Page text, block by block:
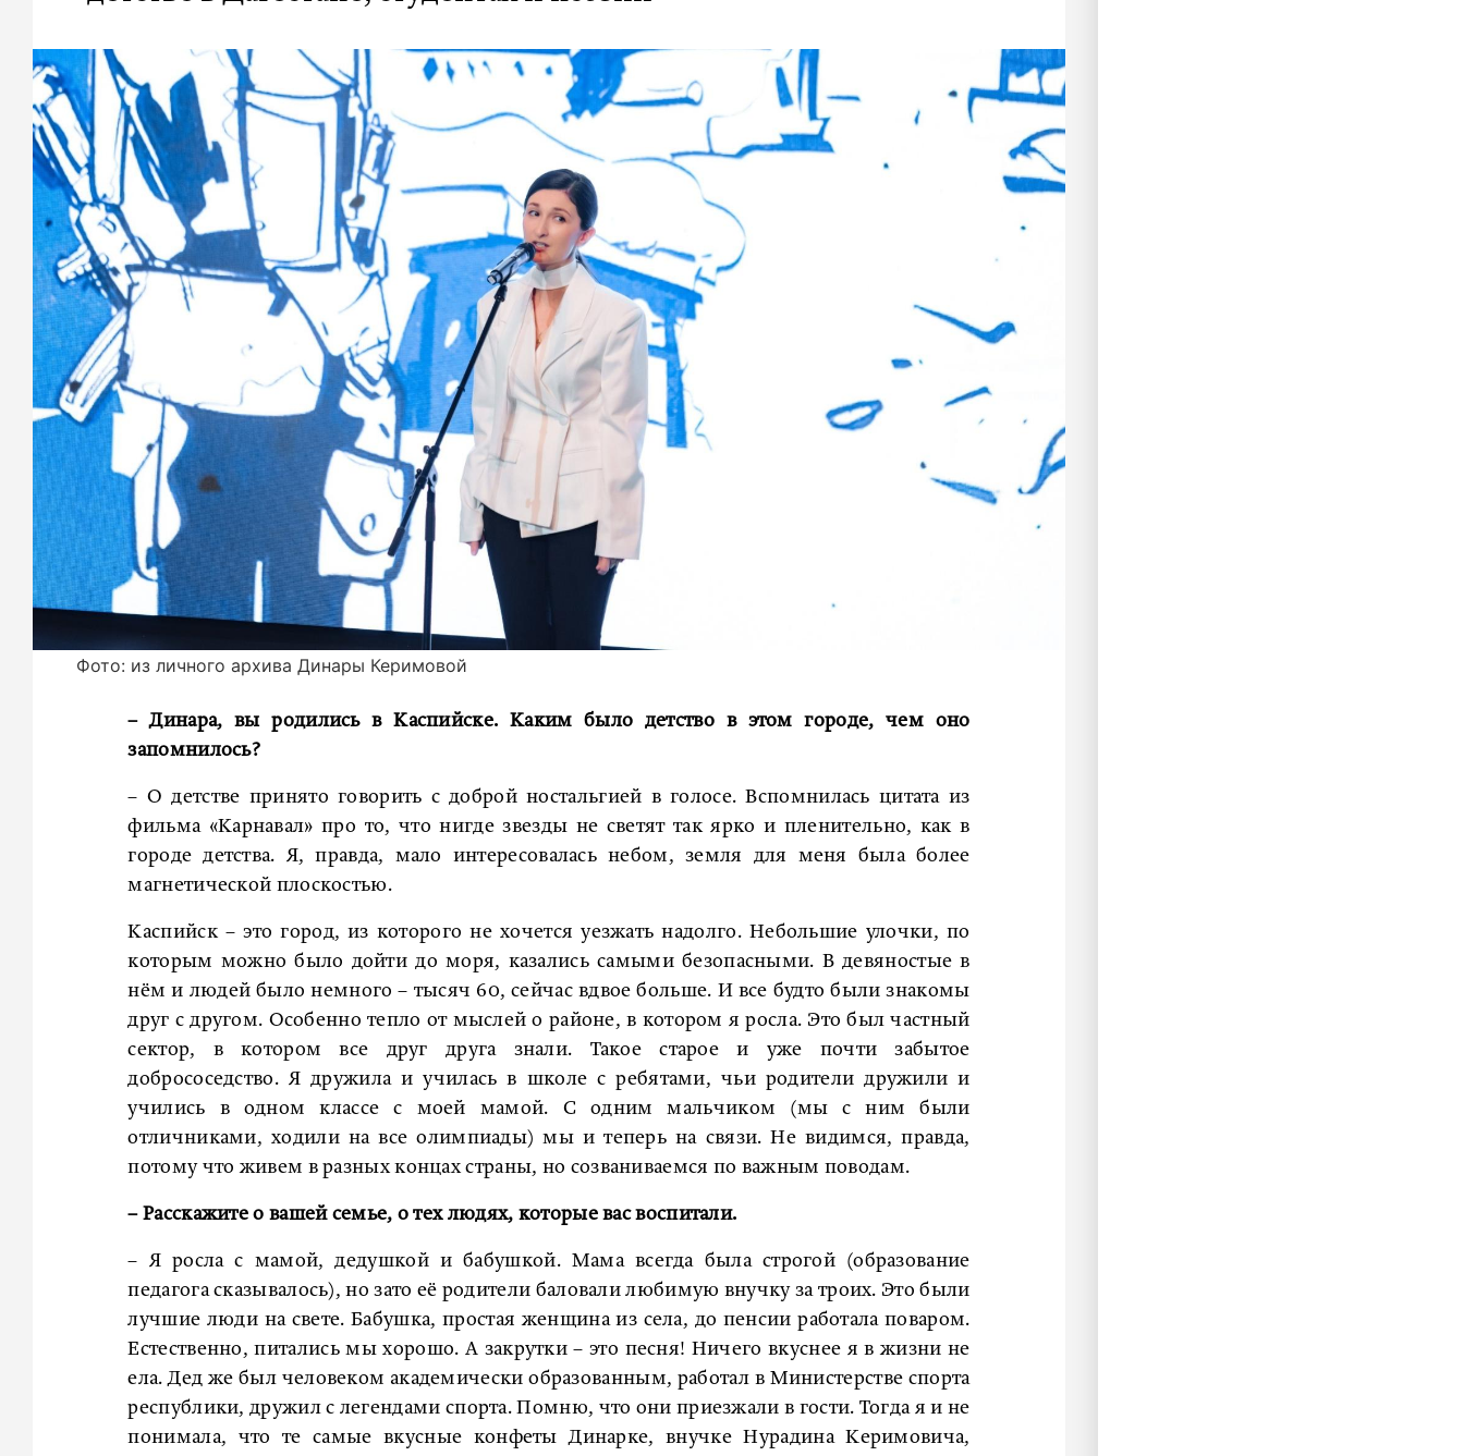
Фото: из личного архива Динары Керимовой
– Динара, вы родились в Каспийске. Каким было детство в этом городе, чем оно
запомнилось?
– О детстве принято говорить с доброй ностальгией в голосе. Вспомнилась цитата из
фильма «Карнавал» про то, что нигде звезды не светят так ярко и пленительно, как в
городе детства. Я, правда, мало интересовалась небом, земля для меня была более
магнетической плоскостью.
Каспийск – это город, из которого не хочется уезжать надолго. Небольшие улочки, по
которым можно было дойти до моря, казались самыми безопасными. В девяностые в
нём и людей было немного – тысяч 60, сейчас вдвое больше. И все будто были знакомы
друг с другом. Особенно тепло от мыслей о районе, в котором я росла. Это был частный
сектор, в котором все друг друга знали. Такое старое и уже почти забытое
добрососедство. Я дружила и училась в школе с ребятами, чьи родители дружили и
учились в одном классе с моей мамой. С одним мальчиком (мы с ним были
отличниками, ходили на все олимпиады) мы и теперь на связи. Не видимся, правда,
потому что живем в разных концах страны, но созваниваемся по важным поводам.
– Расскажите о вашей семье, о тех людях, которые вас воспитали.
– Я росла с мамой, дедушкой и бабушкой. Мама всегда была строгой (образование
педагога сказывалось), но зато её родители баловали любимую внучку за троих. Это были
лучшие люди на свете. Бабушка, простая женщина из села, до пенсии работала поваром.
Естественно, питались мы хорошо. А закрутки – это песня! Ничего вкуснее я в жизни не
ела. Дед же был человеком академически образованным, работал в Министерстве спорта
республики, дружил с легендами спорта. Помню, что они приезжали в гости. Тогда я и не
понимала, что те самые вкусные конфеты Динарке, внучке Нурадина Керимовича,